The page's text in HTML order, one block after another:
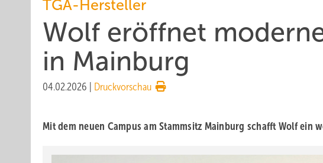
TGA-Hersteller
Wolf eröff­net
in Main­burg
04.02.2026 Druckvorschau
Mit dem neuen Campus am Stamm­sitz Main­burg schafft Wolf ein